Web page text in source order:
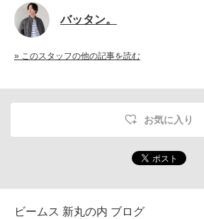
バッタン。
» このスタッフの他の記事を読む
お気に入り
ビームス 新丸の内 ブログ